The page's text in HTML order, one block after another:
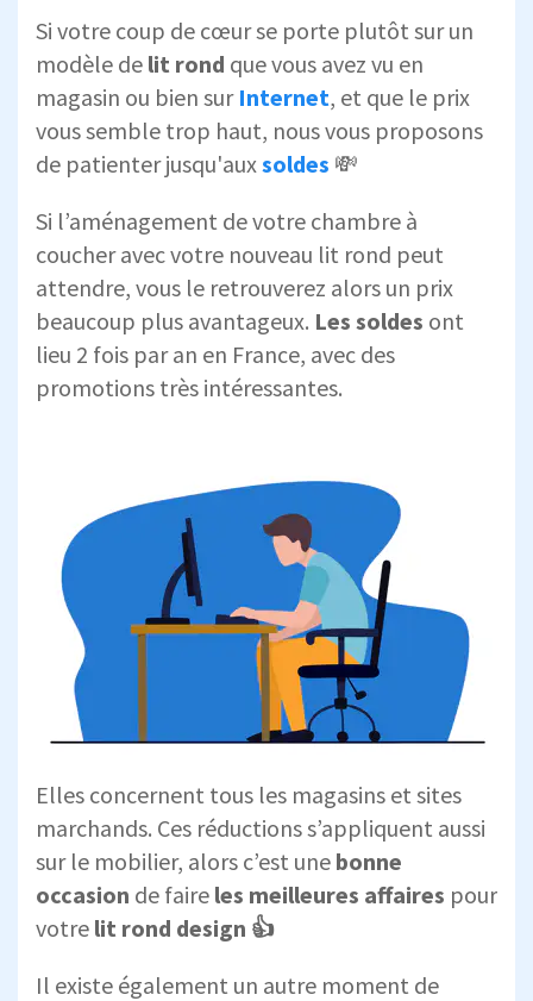
Si votre coup de cœur se porte plutôt sur un
modèle de lit rond que vous avez vu en
magasin ou bien sur Internet, et que le prix
vous semble trop haut, nous vous proposons
de patienter jusqu'aux soldes 💸
Si l’aménagement de votre chambre à
coucher avec votre nouveau lit rond peut
attendre, vous le retrouverez alors un prix
beaucoup plus avantageux. Les soldes ont
lieu 2 fois par an en France, avec des
promotions très intéressantes.
Elles concernent tous les magasins et sites
marchands. Ces réductions s’appliquent aussi
sur le mobilier, alors c’est une bonne
occasion de faire les meilleures affaires pour
votre lit rond design 👍
Il existe également un autre moment de